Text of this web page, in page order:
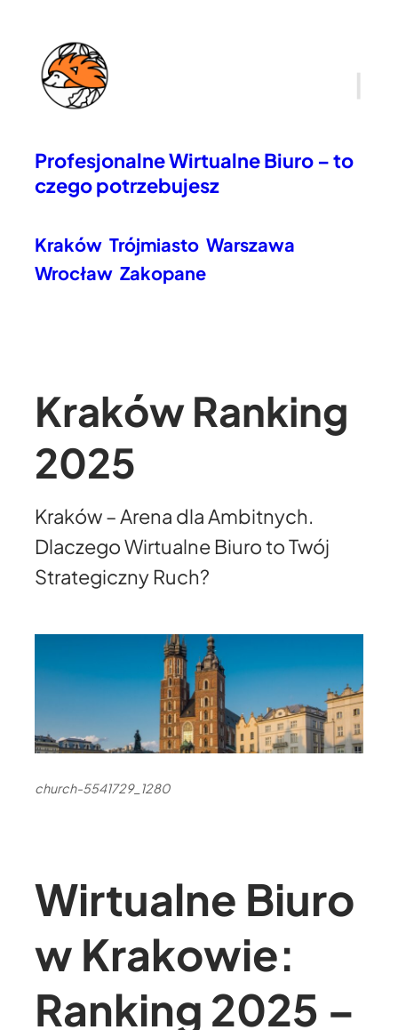
Profesjonalne Wirtualne Biuro – to
czego potrzebujesz
Kraków Trójmiasto Warszawa
Wrocław Zakopane
Kraków Ranking
2025
Kraków – Arena dla Ambitnych.
Dlaczego Wirtualne Biuro to Twój
Strategiczny Ruch?
church-5541729_1280
Wirtualne Biuro
w Krakowie:
Ranking 2025 –